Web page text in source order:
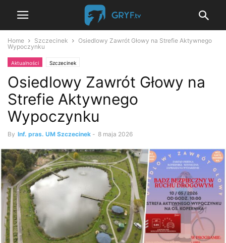
Home Szczecinek
Osiedlowy Zawrót Głowy na Strefie Aktywnego
Wypoczynku
Aktualności Szczecinek
Osiedlowy Zawrót Głowy na
Strefie Aktywnego
Wypoczynku
By Inf. pras. UM Szczecinek - 8 maja 2026